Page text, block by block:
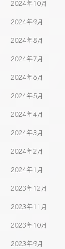
2024年10月
2024年9月
2024年8月
2024年7月
2024年6月
2024年5月
2024年4月
2024年3月
2024年2月
2024年1月
2023年12月
2023年11月
2023年10月
2023年9月